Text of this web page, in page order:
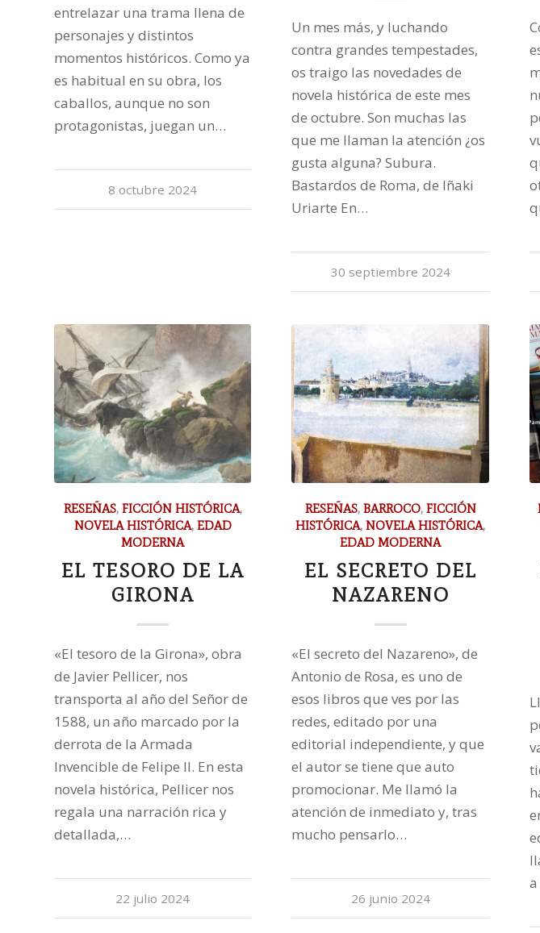
entrelazar una trama llena de
personajes y distintos
momentos históricos. Como ya
es habitual en su obra, los
caballos, aunque no son
protagonistas, juegan un…
8 octubre 2024
Un mes más, y luchando
contra grandes tempestades,
os traigo las novedades de
novela histórica de este mes
de octubre. Son muchas las
que me llaman la atención ¿os
gusta alguna? Subura.
Bastardos de Roma, de Iñaki
Uriarte En…
30 septiembre 2024
RESEÑAS, FICCIÓN HISTÓRICA,
NOVELA HISTÓRICA, EDAD
MODERNA
EL TESORO DE LA
GIRONA
«El tesoro de la Girona», obra
de Javier Pellicer, nos
transporta al año del Señor de
1588, un año marcado por la
derrota de la Armada
Invencible de Felipe II. En esta
novela histórica, Pellicer nos
regala una narración rica y
detallada,…
22 julio 2024
RESEÑAS, BARROCO, FICCIÓN
HISTÓRICA,NOVELA HISTÓRICA,
EDAD MODERNA
EL SECRETO DEL
NAZARENO
«El secreto del Nazareno», de
Antonio de Rosa, es uno de
esos libros que ves por las
redes, editado por una
editorial independiente, y que
el autor se tiene que auto
promocionar. Me llamó la
atención de inmediato y, tras
mucho pensarlo…
26 junio 2024